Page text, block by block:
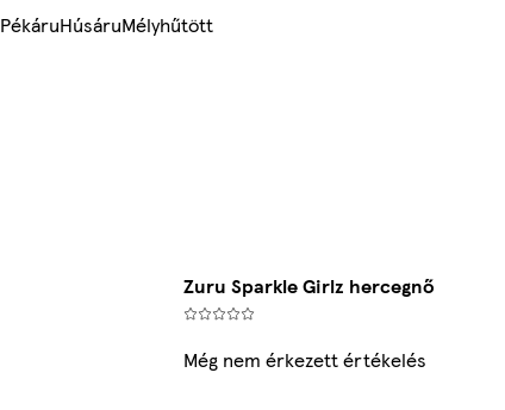
PékáruHúsáruMélyhűtött
Zuru Sparkle Girlz hercegnő
Még nem érkezett értékelés